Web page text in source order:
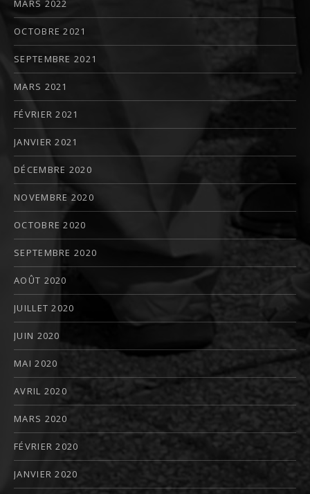
MARS 2022
OCTOBRE 2021
SEPTEMBRE 2021
MARS 2021
FÉVRIER 2021
JANVIER 2021
DÉCEMBRE 2020
NOVEMBRE 2020
OCTOBRE 2020
SEPTEMBRE 2020
AOÛT 2020
JUILLET 2020
JUIN 2020
MAI 2020
AVRIL 2020
MARS 2020
FÉVRIER 2020
JANVIER 2020